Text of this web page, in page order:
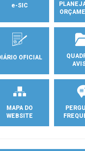
e-SIC
OFICIAL
MAPA DO
WEBSITE